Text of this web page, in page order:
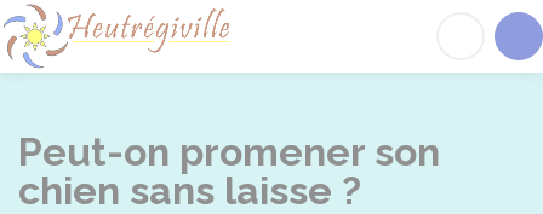
Peut-on promener son
chien sans laisse ?